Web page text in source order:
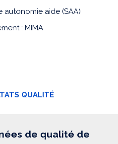
autonomie aide (SAA)
: MIMA
QUALITÉ
de qualité de